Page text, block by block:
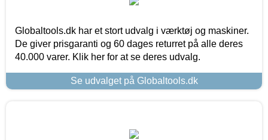
Globaltools.dk har et stort udvalg i værktøj og maskiner.
De giver prisgaranti og 60 dages returret på alle deres
40.000 varer. Klik her for at se deres udvalg.
Se udvalget på Globaltools.dk